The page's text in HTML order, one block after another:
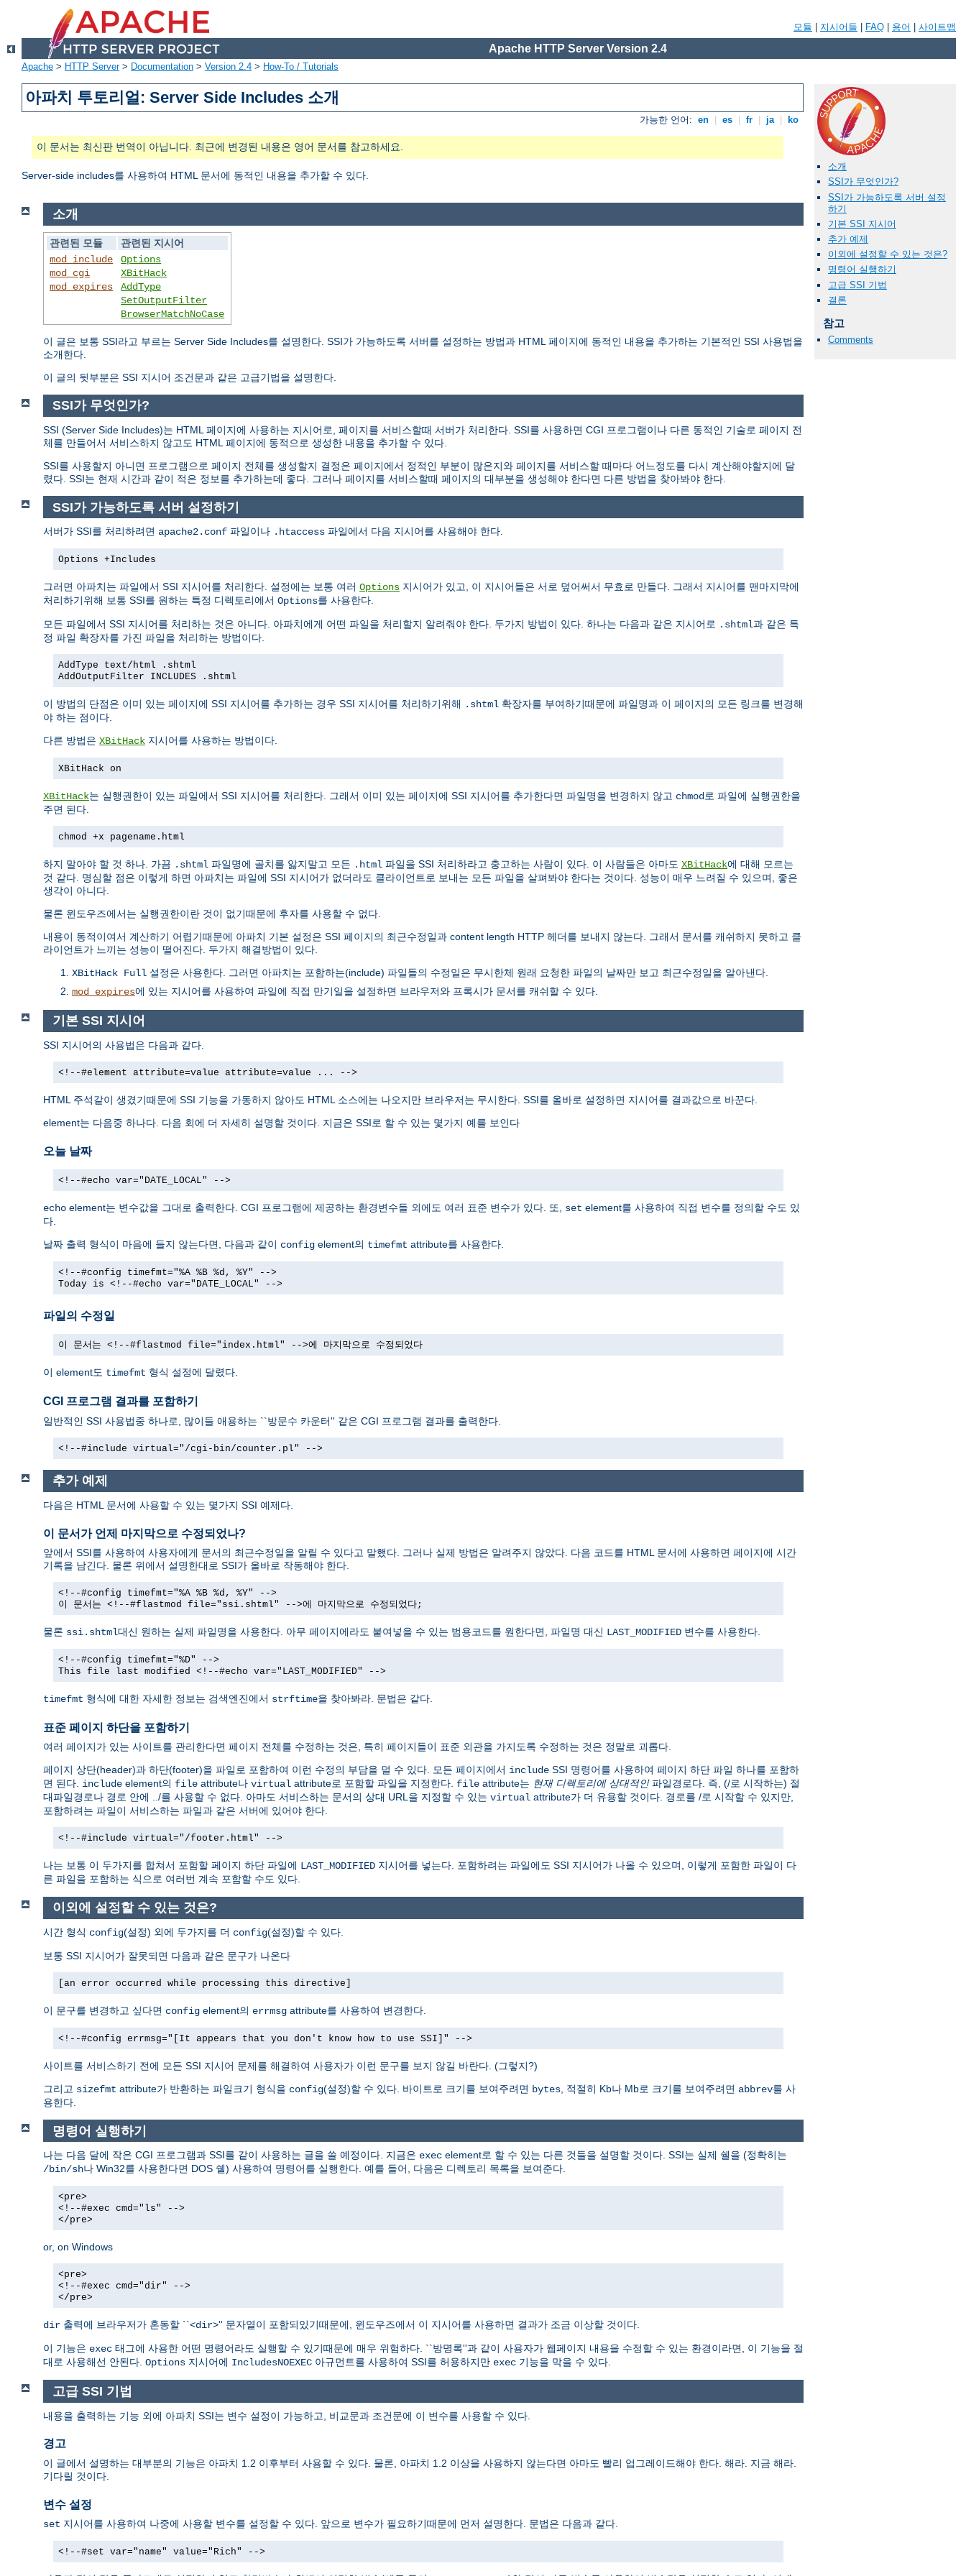
모듈 지시어들 FAQ 용어 사이트맵
Apache HTTP Server Version 2.4
Apache > HTTP Server> Documentation > Version 2.4 > How-To / Tutorials
아파치 투토리얼: Server Side Includes 소개
가능한 언어: en es fr ja ko
이 문서는 최신판 번역이 아닙니다. 최근에 변경된 내용은 영어 문서를 참고하세요.
Server-side includes를 사용하여 HTML 문서에 동적인 내용을 추가할 수 있다.
소개
SSI가 무엇인가?
SSI가 가능하도록 서버 설정
하기
기본 SSI 지시어
추가 예제
이외에 설정할 수 있는 것은?
명령어 실행하기
고급 SSI 기법
결론
참고
Comments
소개
관련된 모듈
관련된 지시어
mod_include
mod_cgi
mod_expires
Options
XBitHack
AddType
SetOutputFilter
BrowserMatchNoCase
이 글은 보통 SSI라고 부르는 Server Side Includes를 설명한다. SSI가 가능하도록 서버를 설정하는 방법과 HTML 페이지에 동적인 내용을 추가하는 기본적인 SSI 사용법을
소개한다.
이 글의 뒷부분은 SSI 지시어 조건문과 같은 고급기법을 설명한다.
SSI가 무엇인가?
SSI (Server Side Includes)는 HTML 페이지에 사용하는 지시어로, 페이지를 서비스할때 서버가 처리한다. SSI를 사용하면 CGI 프로그램이나 다른 동적인 기술로 페이지 전
체를 만들어서 서비스하지 않고도 HTML 페이지에 동적으로 생성한 내용을 추가할 수 있다.
SSI를 사용할지 아니면 프로그램으로 페이지 전체를 생성할지 결정은 페이지에서 정적인 부분이 많은지와 페이지를 서비스할 때마다 어느정도를 다시 계산해야할지에 달
렸다. SSI는 현재 시간과 같이 적은 정보를 추가하는데 좋다. 그러나 페이지를 서비스할때 페이지의 대부분을 생성해야 한다면 다른 방법을 찾아봐야 한다.
SSI가 가능하도록 서버 설정하기
서버가 SSI를 처리하려면 apache2.conf 파일이나 .htaccess 파일에서 다음 지시어를 사용해야 한다.
Options +Includes
그러면 아파치는 파일에서 SSI 지시어를 처리한다. 설정에는 보통 여러 Options 지시어가 있고, 이 지시어들은 서로 덮어써서 무효로 만들다. 그래서 지시어를 맨마지막에
처리하기위해 보통 SSI를 원하는 특정 디렉토리에서 Options를 사용한다.
모든 파일에서 SSI 지시어를 처리하는 것은 아니다. 아파치에게 어떤 파일을 처리할지 알려줘야 한다. 두가지 방법이 있다. 하나는 다음과 같은 지시어로 .shtml과 같은 특
정 파일 확장자를 가진 파일을 처리하는 방법이다.
AddType text/html .shtml
AddOutputFilter INCLUDES .shtml
이 방법의 단점은 이미 있는 페이지에 SSI 지시어를 추가하는 경우 SSI 지시어를 처리하기위해 .shtml 확장자를 부여하기때문에 파일명과 이 페이지의 모든 링크를 변경해
야 하는 점이다.
다른 방법은 XBitHack 지시어를 사용하는 방법이다.
XBitHack on
XBitHack는 실행권한이 있는 파일에서 SSI 지시어를 처리한다. 그래서 이미 있는 페이지에 SSI 지시어를 추가한다면 파일명을 변경하지 않고 chmod로 파일에 실행권한을
주면 된다.
chmod +x pagename.html
하지 말아야 할 것 하나. 가끔 .shtml 파일명에 골치를 앓지말고 모든 .html 파일을 SSI 처리하라고 충고하는 사람이 있다. 이 사람들은 아마도 XBitHack에 대해 모르는
것 같다. 명심할 점은 이렇게 하면 아파치는 파일에 SSI 지시어가 없더라도 클라이언트로 보내는 모든 파일을 살펴봐야 한다는 것이다. 성능이 매우 느려질 수 있으며, 좋은
생각이 아니다.
물론 윈도우즈에서는 실행권한이란 것이 없기때문에 후자를 사용할 수 없다.
내용이 동적이여서 계산하기 어렵기때문에 아파치 기본 설정은 SSI 페이지의 최근수정일과 content length HTTP 헤더를 보내지 않는다. 그래서 문서를 캐쉬하지 못하고 클
라이언트가 느끼는 성능이 떨어진다. 두가지 해결방법이 있다.
XBitHack Full 설정은 사용한다. 그러면 아파치는 포함하는(include) 파일들의 수정일은 무시한체 원래 요청한 파일의 날짜만 보고 최근수정일을 알아낸다.
mod_expires에 있는 지시어를 사용하여 파일에 직접 만기일을 설정하면 브라우저와 프록시가 문서를 캐쉬할 수 있다.
기본 SSI 지시어
SSI 지시어의 사용법은 다음과 같다.
<!--#element attribute=value attribute=value ... -->
HTML 주석같이 생겼기때문에 SSI 기능을 가동하지 않아도 HTML 소스에는 나오지만 브라우저는 무시한다. SSI를 올바로 설정하면 지시어를 결과값으로 바꾼다.
element는 다음중 하나다. 다음 회에 더 자세히 설명할 것이다. 지금은 SSI로 할 수 있는 몇가지 예를 보인다
오늘 날짜
<!--#echo var="DATE_LOCAL" -->
echo element는 변수값을 그대로 출력한다. CGI 프로그램에 제공하는 환경변수들 외에도 여러 표준 변수가 있다. 또, set element를 사용하여 직접 변수를 정의할 수도 있
다.
날짜 출력 형식이 마음에 들지 않는다면, 다음과 같이 config element의 timefmt attribute를 사용한다.
<!--#config timefmt="%A %B %d, %Y" -->
Today is <!--#echo var="DATE_LOCAL" -->
파일의 수정일
이 문서는 <!--#flastmod file="index.html" -->에 마지막으로 수정되었다
이 element도 timefmt 형식 설정에 달렸다.
CGI 프로그램 결과를 포함하기
일반적인 SSI 사용법중 하나로, 많이들 애용하는 ``방문수 카운터'' 같은 CGI 프로그램 결과를 출력한다.
<!--#include virtual="/cgi-bin/counter.pl" -->
추가 예제
다음은 HTML 문서에 사용할 수 있는 몇가지 SSI 예제다.
이 문서가 언제 마지막으로 수정되었나?
앞에서 SSI를 사용하여 사용자에게 문서의 최근수정일을 알릴 수 있다고 말했다. 그러나 실제 방법은 알려주지 않았다. 다음 코드를 HTML 문서에 사용하면 페이지에 시간
기록을 남긴다. 물론 위에서 설명한대로 SSI가 올바로 작동해야 한다.
<!--#config timefmt="%A %B %d, %Y" -->
이 문서는 <!--#flastmod file="ssi.shtml" -->에 마지막으로 수정되었다;
물론 ssi.shtml대신 원하는 실제 파일명을 사용한다. 아무 페이지에라도 붙여넣을 수 있는 범용코드를 원한다면, 파일명 대신 LAST_MODIFIED 변수를 사용한다.
<!--#config timefmt="%D" -->
This file last modified <!--#echo var="LAST_MODIFIED" -->
timefmt 형식에 대한 자세한 정보는 검색엔진에서 strftime을 찾아봐라. 문법은 같다.
표준 페이지 하단을 포함하기
여러 페이지가 있는 사이트를 관리한다면 페이지 전체를 수정하는 것은, 특히 페이지들이 표준 외관을 가지도록 수정하는 것은 정말로 괴롭다.
페이지 상단(header)과 하단(footer)을 파일로 포함하여 이런 수정의 부담을 덜 수 있다. 모든 페이지에서 include SSI 명령어를 사용하여 페이지 하단 파일 하나를 포함하
면 된다. include element의 file attribute나 virtual attribute로 포함할 파일을 지정한다. file attribute는 현재 디렉토리에 상대적인파일경로다. 즉, (/로 시작하는) 절
대파일경로나 경로 안에 ../를 사용할 수 없다. 아마도 서비스하는 문서의 상대 URL을 지정할 수 있는 virtual attribute가 더 유용할 것이다. 경로를 /로 시작할 수 있지만,
포함하려는 파일이 서비스하는 파일과 같은 서버에 있어야 한다.
<!--#include virtual="/footer.html" -->
나는 보통 이 두가지를 합쳐서 포함할 페이지 하단 파일에 LAST_MODIFIED 지시어를 넣는다. 포함하려는 파일에도 SSI 지시어가 나올 수 있으며, 이렇게 포함한 파일이 다
른 파일을 포함하는 식으로 여러번 계속 포함할 수도 있다.
이외에 설정할 수 있는 것은?
시간 형식 config(설정) 외에 두가지를 더 config(설정)할 수 있다.
보통 SSI 지시어가 잘못되면 다음과 같은 문구가 나온다
[an error occurred while processing this directive]
이 문구를 변경하고 싶다면 config element의 errmsg attribute를 사용하여 변경한다.
<!--#config errmsg="[It appears that you don't know how to use SSI]" -->
사이트를 서비스하기 전에 모든 SSI 지시어 문제를 해결하여 사용자가 이런 문구를 보지 않길 바란다. (그렇지?)
그리고 sizefmt attribute가 반환하는 파일크기 형식을 config(설정)할 수 있다. 바이트로 크기를 보여주려면 bytes , 적절히 Kb나 Mb로 크기를 보여주려면 abbrev를 사
용한다.
명령어 실행하기
나는 다음 달에 작은 CGI 프로그램과 SSI를 같이 사용하는 글을 쓸 예정이다. 지금은 exec element로 할 수 있는 다른 것들을 설명할 것이다. SSI는 실제 쉘을 (정확히는
/bin/sh나 Win32를 사용한다면 DOS 쉘) 사용하여 명령어를 실행한다. 예를 들어, 다음은 디렉토리 목록을 보여준다.
<pre>
<!--#exec cmd="ls" -->
</pre>
or, on Windows
<pre>
<!--#exec cmd="dir" -->
</pre>
dir 출력에 브라우저가 혼동할 ``<dir>'' 문자열이 포함되있기때문에, 윈도우즈에서 이 지시어를 사용하면 결과가 조금 이상할 것이다.
이 기능은 exec 태그에 사용한 어떤 명령어라도 실행할 수 있기때문에 매우 위험하다. ``방명록''과 같이 사용자가 웹페이지 내용을 수정할 수 있는 환경이라면, 이 기능을 절
대로 사용해선 안된다. Options 지시어에 IncludesNOEXEC 아규먼트를 사용하여 SSI를 허용하지만 exec 기능을 막을 수 있다.
고급 SSI 기법
내용을 출력하는 기능 외에 아파치 SSI는 변수 설정이 가능하고, 비교문과 조건문에 이 변수를 사용할 수 있다.
경고
이 글에서 설명하는 대부분의 기능은 아파치 1.2 이후부터 사용할 수 있다. 물론, 아파치 1.2 이상을 사용하지 않는다면 아마도 빨리 업그레이드해야 한다. 해라. 지금 해라.
기다릴 것이다.
변수 설정
set 지시어를 사용하여 나중에 사용할 변수를 설정할 수 있다. 앞으로 변수가 필요하기때문에 먼저 설명한다. 문법은 다음과 같다.
<!--#set var="name" value="Rich" -->